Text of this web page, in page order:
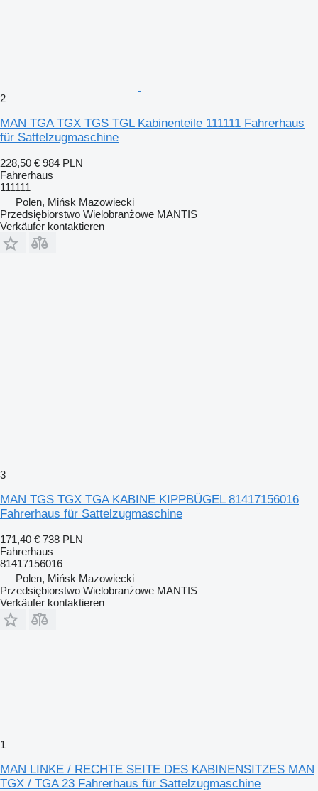
2
MAN TGA TGX TGS TGL Kabinenteile 111111 Fahrerhaus
für Sattelzugmaschine
228,50 € 984 PLN
Fahrerhaus
111111
Polen, Mińsk Mazowiecki
Przedsiębiorstwo Wielobranżowe MANTIS
Verkäufer kontaktieren
3
MAN TGS TGX TGA KABINE KIPPBÜGEL 81417156016
Fahrerhaus für Sattelzugmaschine
171,40 € 738 PLN
Fahrerhaus
81417156016
Polen, Mińsk Mazowiecki
Przedsiębiorstwo Wielobranżowe MANTIS
Verkäufer kontaktieren
1
MAN LINKE / RECHTE SEITE DES KABINENSITZES MAN
TGX / TGA 23 Fahrerhaus für Sattelzugmaschine